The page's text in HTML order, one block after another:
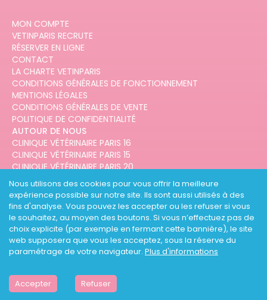
Nous utilisons des cookies pour vous offrir la meilleure
expérience possible sur notre site. Ils sont aussi utilisés à des
fins d'analyse. Vous pouvez les accepter ou les refuser si vous
le souhaitez, au moyen des boutons. Si vous n’effectuez pas de
choix explicite (par exemple en fermant cette bannière), le site
web supposera que vous les acceptez, sous la réserve du
paramétrage de votre navigateur. Plus d'informations
Accepter Refuser
MON COMPTE
VETINPARIS RECRUTE
RÉSERVER EN LIGNE
CONTACT
LA CHARTE VETINPARIS
CONDITIONS GÉNÉRALES DE FONCTIONNEMENT
MENTIONS LÉGALES
CONDITIONS GÉNÉRALES DE VENTE
POLITIQUE DE CONFIDENTIALITÉ
AUTOUR DE NOUS
CLINIQUE VÉTÉRINAIRE PARIS 16
CLINIQUE VÉTÉRINAIRE PARIS 15
CLINIQUE VÉTÉRINAIRE PARIS 20
CLINIQUE VÉTÉRINAIRE PARIS 12
CLINIQUE VÉTÉRINAIRE PARIS 10
CLINIQUE VÉTÉRINAIRE PARIS 3